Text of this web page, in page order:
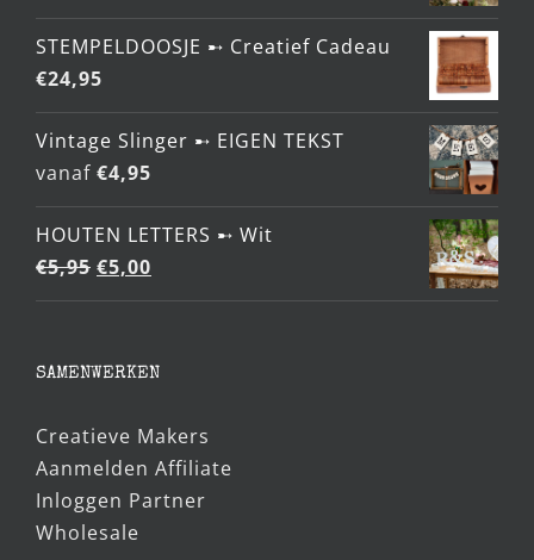
STEMPELDOOSJE ➸ Creatief Cadeau
€24,95
Vintage Slinger ➸ EIGEN TEKST
vanaf €4,95
HOUTEN LETTERS ➸ Wit
€5,95 Oorspronkelijke
prijs
€5,95.
€5,00
prijs
€5,00.
SAMENWERKEN
Creatieve Makers
Aanmelden Affiliate
Inloggen Partner
Wholesale